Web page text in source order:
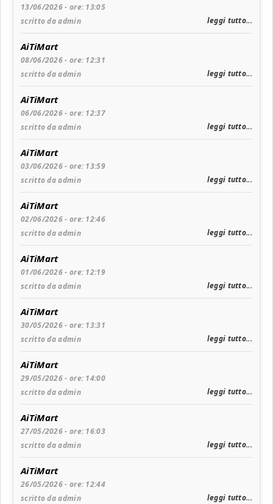
13/06/2026 - ore: 13:05
scritto da admin
leggi tutto...
AiTiMart
08/06/2026 - ore: 12:31
scritto da admin
leggi tutto...
AiTiMart
06/06/2026 - ore: 12:37
scritto da admin
leggi tutto...
AiTiMart
03/06/2026 - ore: 13:59
scritto da admin
leggi tutto...
AiTiMart
02/06/2026 - ore: 12:46
scritto da admin
leggi tutto...
AiTiMart
01/06/2026 - ore: 12:19
scritto da admin
leggi tutto...
AiTiMart
30/05/2026 - ore: 13:31
scritto da admin
leggi tutto...
AiTiMart
29/05/2026 - ore: 14:00
scritto da admin
leggi tutto...
AiTiMart
27/05/2026 - ore: 16:03
scritto da admin
leggi tutto...
AiTiMart
26/05/2026 - ore: 12:44
scritto da admin
leggi tutto...